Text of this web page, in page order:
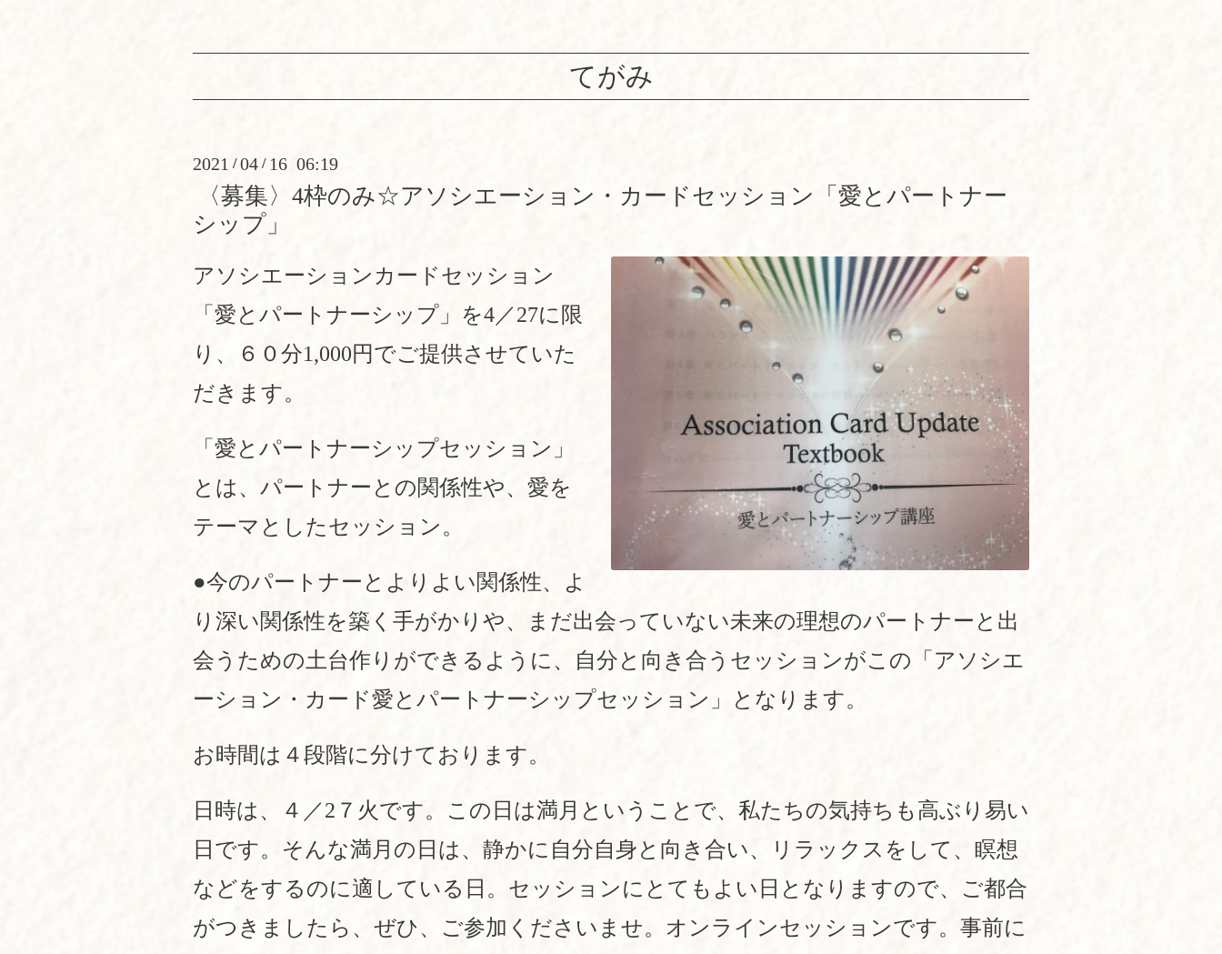
てがみ
2021 /04 / 16 06:19
〈募集〉4枠のみ☆アソシエーション・カードセッション「愛とパートナー
シップ」
アソシエーションカードセッション
「愛とパートナーシップ」を4／27に限
り、６０分1,000円でご提供させていた
だきます。
「愛とパートナーシップセッション」
とは、パートナーとの関係性や、愛を
テーマとしたセッション。
●今のパートナーとよりよい関係性、よ
り深い関係性を築く手がかりや、まだ出会っていない未来の理想のパートナーと出
会うための土台作りができるように、自分と向き合うセッションがこの「アソシエ
ーション・カード愛とパートナーシップセッション」となります。
お時間は４段階に分けております。
日時は、４／2７火です。この日は満月ということで、私たちの気持ちも高ぶり易い
日です。そんな満月の日は、静かに自分自身と向き合い、リラックスをして、瞑想
などをするのに適している日。セッションにとてもよい日となりますので、ご都合
がつきましたら、ぜひ、ご参加くださいませ。オンラインセッションです。事前に